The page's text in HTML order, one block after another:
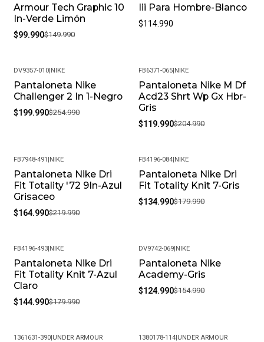
Armour Tech Graphic 10
In-Verde Limón
$99.990$149.990
Iii Para Hombre-Blanco
$114.990
-22%
DV9357-010|NIKE
Pantaloneta Nike
Challenger 2 In 1-Negro
$199.990$254.990
-41%
FB6371-065|NIKE
Pantaloneta Nike M Df
Acd23 Shrt Wp Gx Hbr-
Gris
$119.990$204.990
-25%
FB7948-491 |NIKE
Pantaloneta Nike Dri
Fit Totality '72 9In-Azul
Grisaceo
$164.990$219.990
-25%
FB4196-084|NIKE
Pantaloneta Nike Dri
Fit Totality Knit 7-Gris
$134.990$179.990
-19%
FB4196-493|NIKE
Pantaloneta Nike Dri
Fit Totality Knit 7-Azul
Claro
$144.990$179.990
-19%
DV9742-069|NIKE
Pantaloneta Nike
Academy-Gris
$124.990$154.990
1361631-390|UNDER ARMOUR 1380178-114|UNDER ARMOUR